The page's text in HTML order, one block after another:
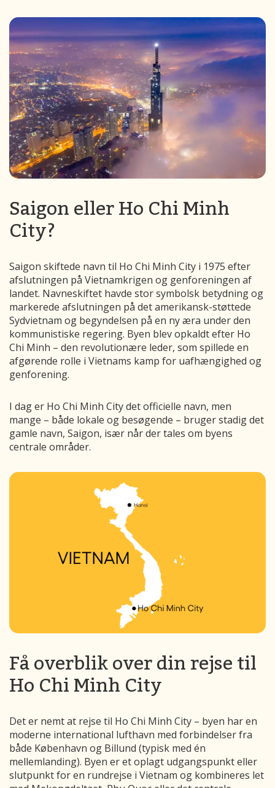
Saigon eller Ho Chi Minh
City?
Saigon skiftede navn til Ho Chi Minh City i 1975 efter
afslutningen på Vietnamkrigen og genforeningen af
landet. Navneskiftet havde stor symbolsk betydning og
markerede afslutningen på det amerikansk-støttede
Sydvietnam og begyndelsen på en ny æra under den
kommunistiske regering. Byen blev opkaldt efter Ho
Chi Minh – den revolutionære leder, som spillede en
afgørende rolle i Vietnams kamp for uafhængighed og
genforening.
I dag er Ho Chi Minh City det officielle navn, men
mange – både lokale og besøgende – bruger stadig det
gamle navn, Saigon, især når der tales om byens
centrale områder.
Få overblik over din rejse til
Ho Chi Minh City
Det er nemt at rejse til Ho Chi Minh City – byen har en
moderne international lufthavn med forbindelser fra
både København og Billund (typisk med én
mellemlanding). Byen er et oplagt udgangspunkt eller
slutpunkt for en rundrejse i Vietnam og kombineres let